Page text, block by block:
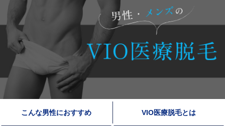
こんな男性におすすめ VIO医療脱毛とは